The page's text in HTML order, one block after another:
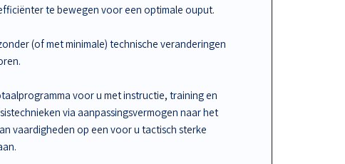
te bewegen voor een optimale ouput.
(of met minimale) technische veranderingen
voor u met instructie, training en
via aanpassingsvermogen naar het
vaardigheden op een voor u tactisch sterke